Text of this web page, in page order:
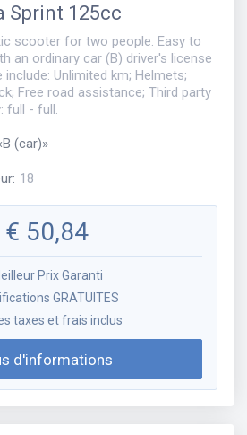
Sprint 125cc
scooter for two people. Easy to
an ordinary car (B) driver's license
Unlimited km; Helmets;
Free road assistance; Third party
full - full.
B (car)»
: 18
€ 50,84
Prix Garanti
GRATUITES
taxes et frais inclus
d'informations